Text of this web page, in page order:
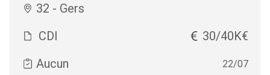
32 - Gers
CDI
30/40K€
Aucun
22/07